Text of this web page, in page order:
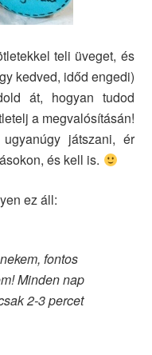
teli üveget, és
kedved, időd engedi)
át, hogyan tudod
a megvalósításán!
játszani, ér
és kell is.
ez áll:
fontos
Minden nap
2-3 percet